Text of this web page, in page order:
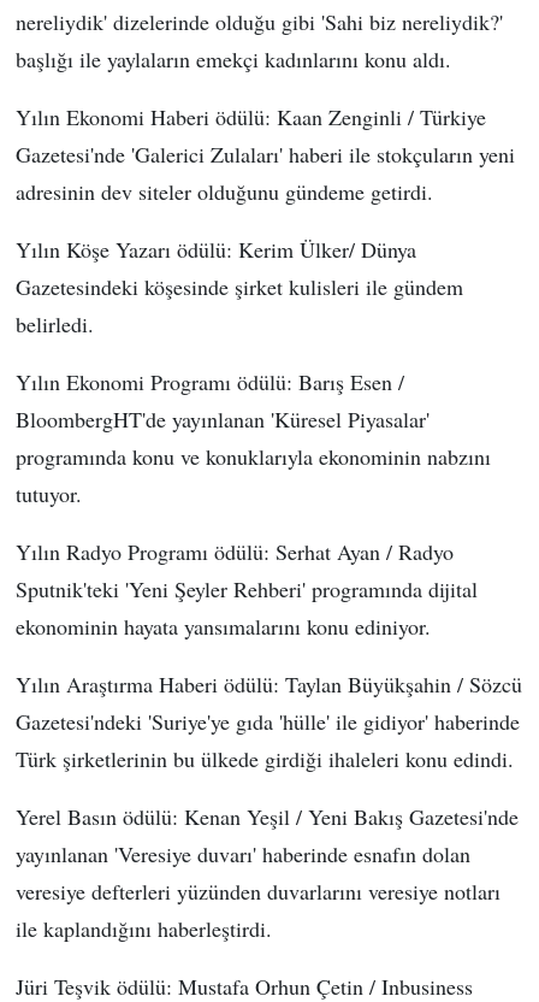
nereliydik' dizelerinde olduğu gibi 'Sahi biz nereliydik?'
başlığı ile yaylaların emekçi kadınlarını konu aldı.
Yılın Ekonomi Haberi ödülü: Kaan Zenginli / Türkiye
Gazetesi'nde 'Galerici Zulaları' haberi ile stokçuların yeni
adresinin dev siteler olduğunu gündeme getirdi.
Yılın Köşe Yazarı ödülü: Kerim Ülker/ Dünya
Gazetesindeki köşesinde şirket kulisleri ile gündem
belirledi.
Yılın Ekonomi Programı ödülü: Barış Esen /
BloombergHT'de yayınlanan 'Küresel Piyasalar'
programında konu ve konuklarıyla ekonominin nabzını
tutuyor.
Yılın Radyo Programı ödülü: Serhat Ayan / Radyo
Sputnik'teki 'Yeni Şeyler Rehberi' programında dijital
ekonominin hayata yansımalarını konu ediniyor.
Yılın Araştırma Haberi ödülü: Taylan Büyükşahin / Sözcü
Gazetesi'ndeki 'Suriye'ye gıda 'hülle' ile gidiyor' haberinde
Türk şirketlerinin bu ülkede girdiği ihaleleri konu edindi.
Yerel Basın ödülü: Kenan Yeşil / Yeni Bakış Gazetesi'nde
yayınlanan 'Veresiye duvarı' haberinde esnafın dolan
veresiye defterleri yüzünden duvarlarını veresiye notları
ile kaplandığını haberleştirdi.
Jüri Teşvik ödülü: Mustafa Orhun Çetin / Inbusiness